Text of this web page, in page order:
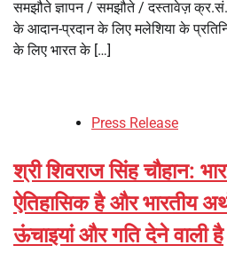
समझौते ज्ञापन / समझौते / दस्तावेज़
के आदान-प्रदान के लिए मलेशिया के
के लिए भारत के […]
Press Release
श्री शिवराज सिंह चौहान:
ऐतिहासिक है और भारतीय
ऊंचाइयां और गति देने वाली है